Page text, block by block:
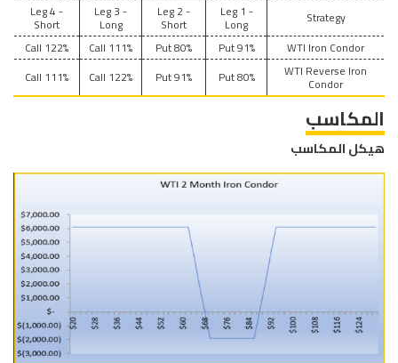
Strategy
Leg 1 -
Long
Leg 2 -
Short
Leg 3 -
Long
Leg 4 -
Short
WTI Iron Condor
91% Put
80% Put
111% Call
122% Call
WTI Reverse Iron
Condor
80% Put
91% Put
122% Call
111% Call
المكاسب
هيكل المكاسب